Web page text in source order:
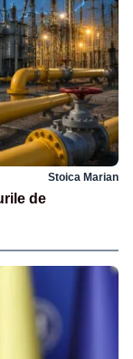
Stoica Marian
de